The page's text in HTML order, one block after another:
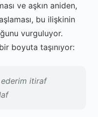
ve aşkın aniden,
bu ilişkinin
vurguluyor.
boyuta taşınıyor:
ederim itiraf